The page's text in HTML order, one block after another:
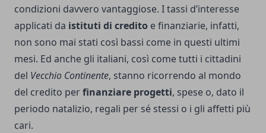
condizioni davvero vantaggiose. I tassi d’interesse
applicati da istituti di credito e finanziarie, infatti,
non sono mai stati così bassi come in questi ultimi
mesi. Ed anche gli italiani, così come tutti i cittadini
del Vecchio Continente, stanno ricorrendo al mondo
del credito perfinanziare progetti, spese o, dato il
periodo natalizio, regali per sé stessi o i gli affetti più
cari.